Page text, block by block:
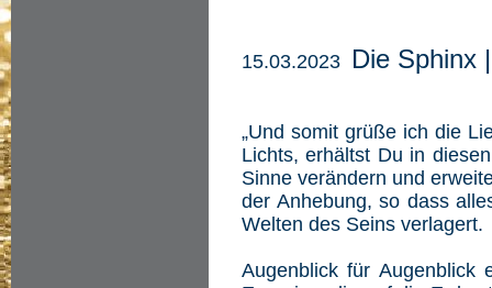
15.03.2023 Die Sphinx
„Und somit grüße ich die
Lichts, erhältst Du in
Sinne verändern und
der Anhebung, so dass
Welten des Seins verlagert.
Augenblick für Augenblick